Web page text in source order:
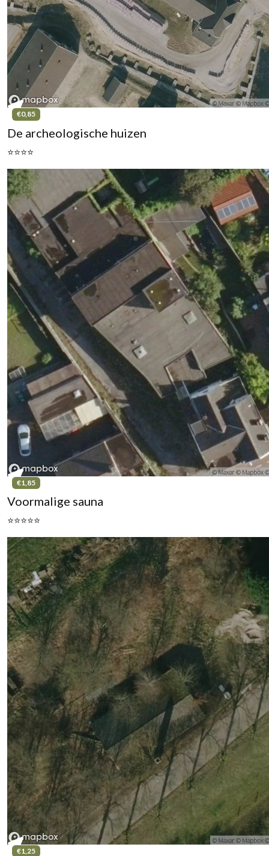
€0,85
De archeologische huizen
⭐⭐⭐⭐
€1,85
Voormalige sauna
⭐⭐⭐⭐⭐
€1,25